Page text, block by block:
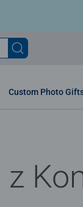
Custom Photo